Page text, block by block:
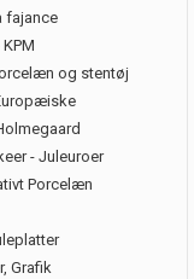
fajance
og stentøj
- Juleuroer
Porcelæn
Grafik